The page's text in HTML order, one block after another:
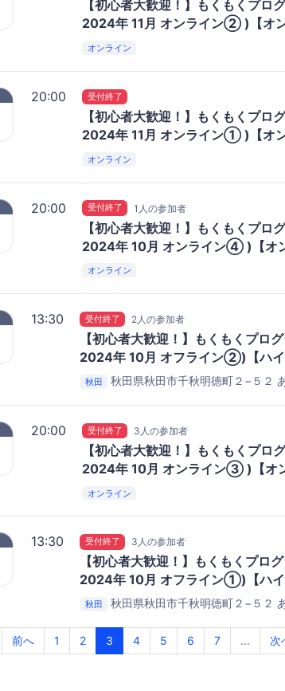
【初心者大歓迎！】もくもくプ
2024年 11月 オンライン② )【オン
オンライン
20:00 受付終了
【初心者大歓迎！】もくもくプ
2024年 11月 オンライン① )【オン
オンライン
20:00 受付終了 1人の参加者
【初心者大歓迎！】もくもくプ
2024年 10月 オンライン④ )【オン
オンライン
13:30 受付終了 2人の参加者
【初心者大歓迎！】もくもくプロ
2024年 10月 オフライン②)【ハイ
秋田 秋田県秋田市千秋明徳町２−５２
20:00 受付終了 3人の参加者
【初心者大歓迎！】もくもくプ
2024年 10月 オンライン③ )【オン
オンライン
13:30 受付終了 3人の参加者
【初心者大歓迎！】もくもくプロ
2024年 10月 オフライン①)【ハイ
秋田 秋田県秋田市千秋明徳町２−５２
前へ 1 2 3 4 5 6 7 ... 次